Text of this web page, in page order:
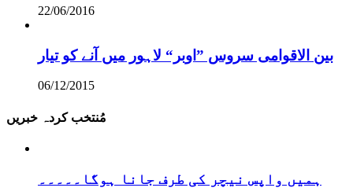
22/06/2016
بین الاقوامی سروس ”اوبر“ لاہور میں آنے کو تیار
06/12/2015
مُنتخب کردہ خبریں
ہمیں واپس نیچر کی طرف جانا ہوگا۔۔۔۔۔